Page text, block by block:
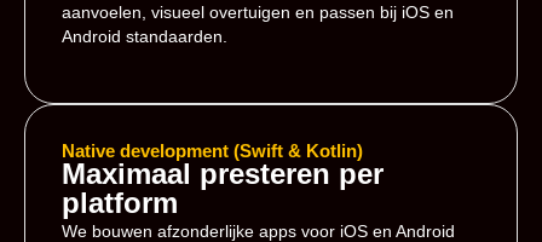
aanvoelen, visueel overtuigen en passen bij iOS en
Android standaarden.
Native development (Swift & Kotlin)
Maximaal presteren per
platform
We bouwen afzonderlijke apps voor iOS en Android